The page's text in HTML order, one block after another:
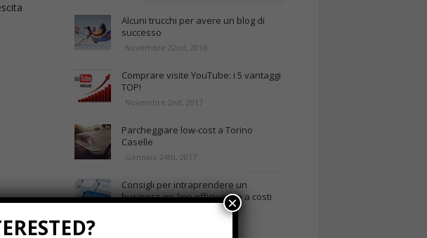
Alcuni trucchi per avere un blog di
successo
Novembre 22nd, 2016
Comprare visite YouTube: i 5 vantaggi
TOP!
Novembre 2nd, 2017
Parcheggiare low-cost a Torino
Caselle
Gennaio 24th, 2017
Consigli per intraprendere un
business on-line efficiente e a costi
Marzo 23rd, 2018
×